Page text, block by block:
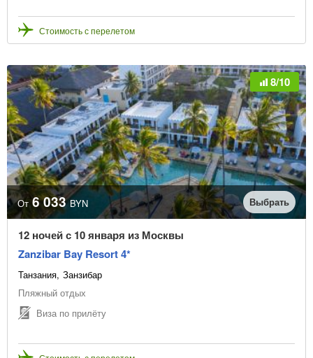
Стоимость с перелетом
8/10
От 6 033 BYN Выбрать
12 ночей с 10 января из Москвы
Zanzibar Bay Resort 4*
Танзания Занзибар
Пляжный отдых
Виза по прилёту